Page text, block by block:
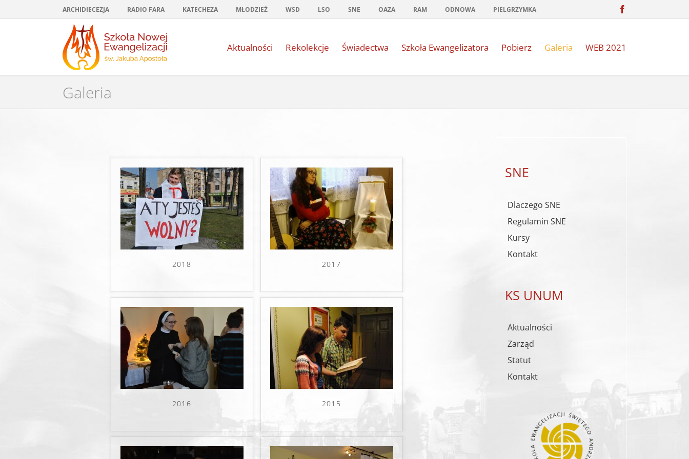
ARCHIDIECEZJA RADIO FARA KATECHEZA MŁODZIEŻ WSD LSO SNE OAZA RAM ODNOWA PIELGRZYMKA
Aktualności Rekolekcje Świadectwa Szkoła Ewangelizatora Pobierz Galeria WEB 2021
Galeria
2018 2017
2016 2015
SNE
Dlaczego SNE
Regulamin SNE
Kursy
Kontakt
KS UNUM
Aktualności
Zarząd
Statut
Kontakt